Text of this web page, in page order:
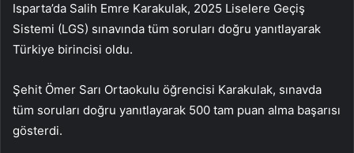
Isparta’da Salih Emre Karakulak, 2025 Liselere Geçiş
Sistemi (LGS) sınavında tüm soruları doğru yanıtlayarak
Türkiye birincisi oldu.
Şehit Ömer Sarı Ortaokulu öğrencisi Karakulak, sınavda
tüm soruları doğru yanıtlayarak 500 tam puan alma başarısı
gösterdi.